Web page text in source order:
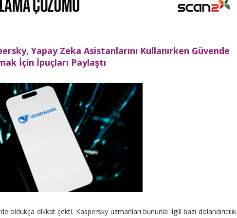
Yapay Zeka Asistanlarını Kullanırken Güvende
İçin İpuçları Paylaştı
oldukça dikkat çekti. Kaspersky uzmanları bununla ilgili bazı dolandırıcılık